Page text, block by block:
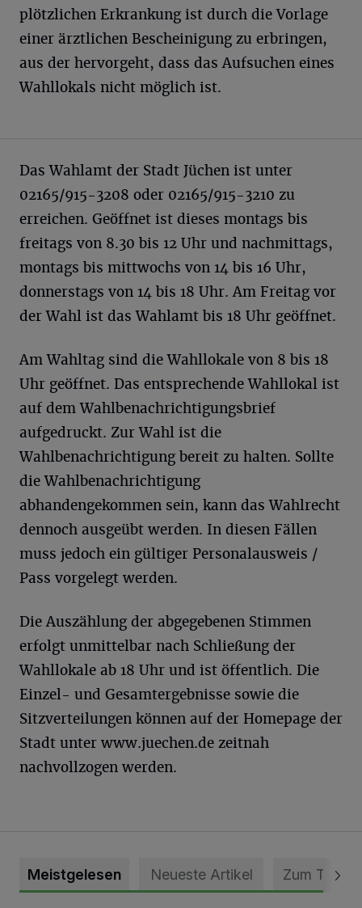
plötzlichen Erkrankung ist durch die Vorlage
einer ärztlichen Bescheinigung zu erbringen,
aus der hervorgeht, dass das Aufsuchen eines
Wahllokals nicht möglich ist.
Das Wahlamt der Stadt Jüchen ist unter
02165/915-3208 oder 02165/915-3210 zu
erreichen. Geöffnet ist dieses montags bis
freitags von 8.30 bis 12 Uhr und nachmittags,
montags bis mittwochs von 14 bis 16 Uhr,
donnerstags von 14 bis 18 Uhr. Am Freitag vor
der Wahl ist das Wahlamt bis 18 Uhr geöffnet.
Am Wahltag sind die Wahllokale von 8 bis 18
Uhr geöffnet. Das entsprechende Wahllokal ist
auf dem Wahlbenachrichtigungsbrief
aufgedruckt. Zur Wahl ist die
Wahlbenachrichtigung bereit zu halten. Sollte
die Wahlbenachrichtigung
abhandengekommen sein, kann das Wahlrecht
dennoch ausgeübt werden. In diesen Fällen
muss jedoch ein gültiger Personalausweis /
Pass vorgelegt werden.
Die Auszählung der abgegebenen Stimmen
erfolgt unmittelbar nach Schließung der
Wahllokale ab 18 Uhr und ist öffentlich. Die
Einzel- und Gesamtergebnisse sowie die
Sitzverteilungen können auf der Homepage der
Stadt unter www.juechen.de zeitnah
nachvollzogen werden.
Meistgelesen Neueste Artikel Zum Thema